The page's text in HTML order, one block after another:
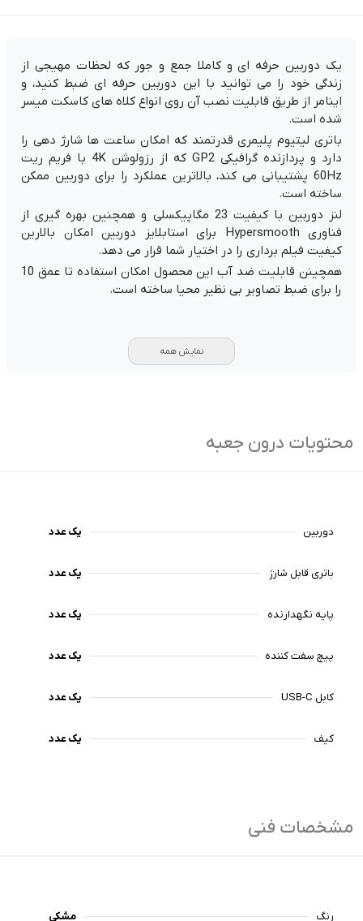
یک دوربین حرفه ای و کاملا جمع و جور که لحظات مهیجی از
زندگی خود را می توانید با این دوربین حرفه ای ضبط کنید، و
اینامر از طریق قابلیت نصب آن روی انواع کلاه های کاسکت میسر
شده است.
باتری لیتیوم پلیمری قدرتمند که امکان ساعت ها شارژ دهی را
دارد و پردازنده گرافیکی GP2 که از رزولوشن 4K با فریم ریت
60Hz پشتیبانی می کند، بالاترین عملکرد را برای دوربین ممکن
ساخته است.
لنز دوربین با کیفیت 23 مگاپیکسلی و همچنین بهره گیری از
فناوری Hypersmooth برای استابلایز دوربین امکان بالارین
کیفیت فیلم برداری را در اختیار شما قرار می دهد.
همچینن قابلیت ضد آب این محصول امکان استفاده تا عمق 10
را برای ضبط تصاویر بی نظیر محیا ساخته است.
نمایش همه
محتویات درون جعبه
دوربین یک عدد
باتری قابل شارژ یک عدد
پایه نگهدارنده یک عدد
پیچ سفت کننده یک عدد
کابل USB-C یک عدد
کیف یک عدد
مشخصات فنی
رنگ مشکی